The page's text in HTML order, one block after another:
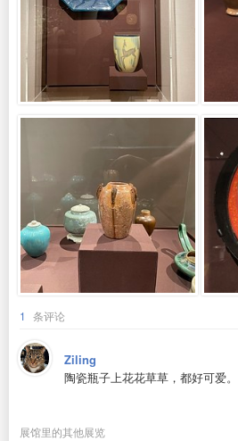
1 条评论
Ziling
陶瓷瓶子上花花草草，都好可爱。
展馆里的其他展览